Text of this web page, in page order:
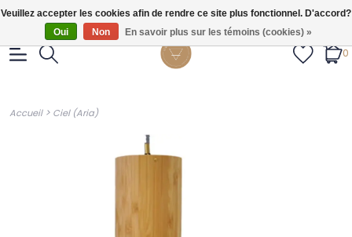
Gratis verzendig vanaf €55.
0
Accueil> Ciel (Aria)
Veuillez accepter les cookies afin de rendre ce site plus fonctionnel. D'accord?
Oui
Non En savoir plus sur les témoins (cookies) »